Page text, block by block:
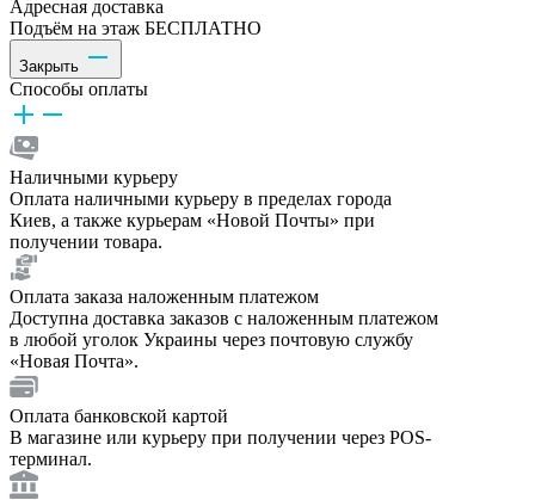
Адресная доставка
Подъём на этаж БЕСПЛАТНО
Закрыть
Способы оплаты
Наличными курьеру
Оплата наличными курьеру в пределах города
Киев, а также курьерам «Новой Почты» при
получении товара.
Оплата заказа наложенным платежом
Доступна доставка заказов с наложенным платежом
в любой уголок Украины через почтовую службу
«Новая Почта».
Оплата банковской картой
В магазине или курьеру при получении через POS-
терминал.